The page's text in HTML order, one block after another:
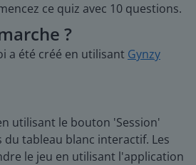
ce quiz avec 10 questions.
?
a été créé en utilisant Gynzy
utilisant le bouton 'Session'
tableau blanc interactif. Les
le jeu en utilisant l'application